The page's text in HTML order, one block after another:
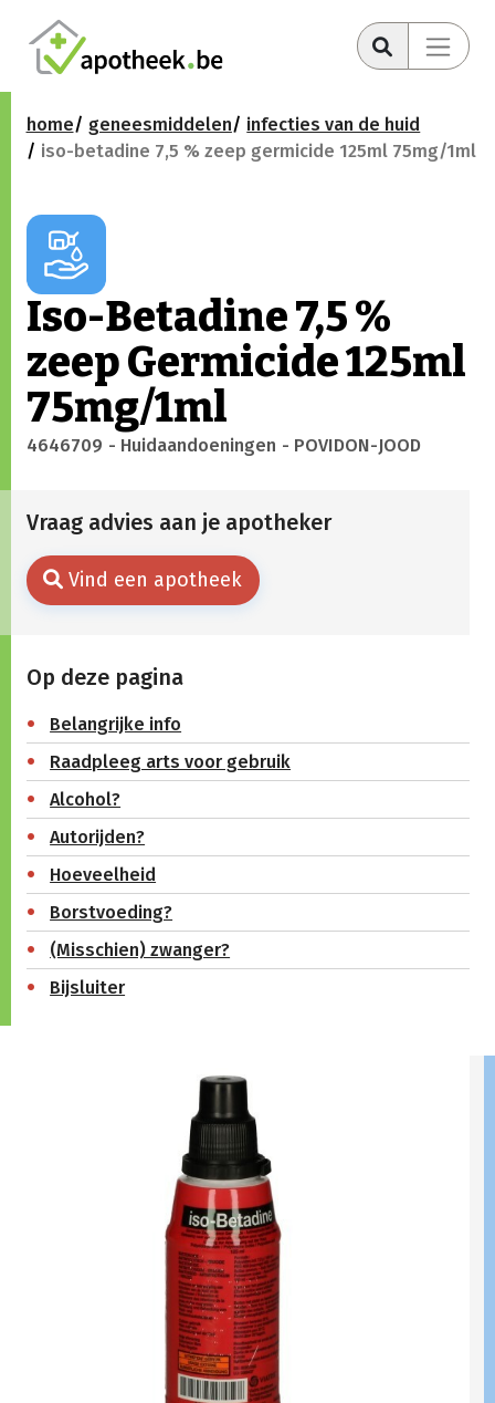
home geneesmiddelen
infecties van de huid
iso-betadine 7,5 % zeep germicide 125ml 75mg/1ml
Iso-Betadine 7,5 %
zeep Germicide 125ml
75mg/1ml
4646709 - Huidaandoeningen - POVIDON-JOOD
Vraag advies aan je apotheker
Vind een apotheek
Op deze pagina
Belangrijke info
Raadpleeg arts voor gebruik
Alcohol?
Autorijden?
Hoeveelheid
Borstvoeding?
(Misschien) zwanger?
Bijsluiter